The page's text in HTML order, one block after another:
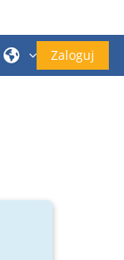
Przełącznik
Zaloguj